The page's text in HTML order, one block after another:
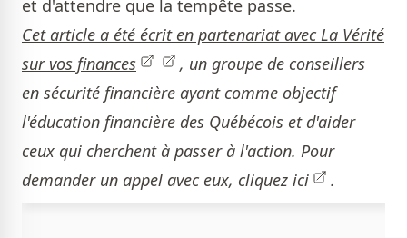
et d'attendre que la tempête passe.
Cet article a été écrit en partenariat avecLa Vérité
sur vos finances
, un groupe de conseillers
en sécurité financière ayant comme objectif
l'éducation financière des Québécois et d'aider
ceux qui cherchent à passer à l'action. Pour
demander un appel avec eux, cliquez ici .